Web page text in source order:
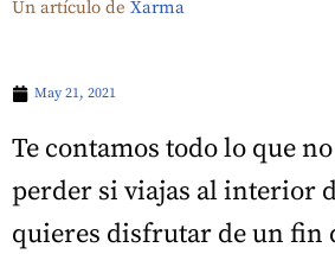
Un artículo de Xarma
May 21, 2021
Te contamos todo lo que
perder si viajas al interior
quieres disfrutar de un fin